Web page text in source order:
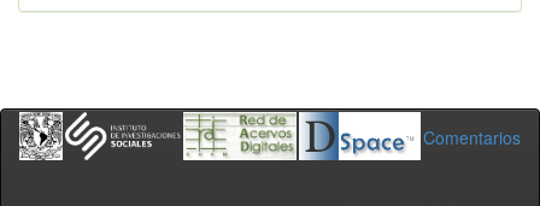
Comentarios